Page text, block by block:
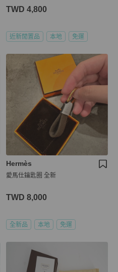
TWD 4,800
近新閒置品 本地 免運
Hermès
愛馬仕鑰匙圈 全新
TWD 8,000
全新品 本地 免運